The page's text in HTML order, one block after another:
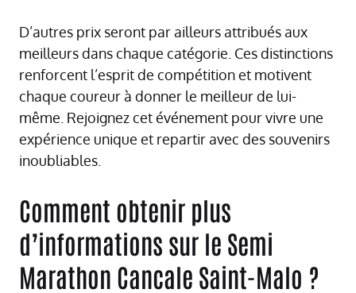
D’autres prix seront par ailleurs attribués aux
meilleurs dans chaque catégorie. Ces distinctions
renforcent l’esprit de compétition et motivent
chaque coureur à donner le meilleur de lui-
même. Rejoignez cet événement pour vivre une
expérience unique et repartir avec des souvenirs
inoubliables.
Comment obtenir plus
d’informations sur le Semi
Marathon Cancale Saint-Malo ?